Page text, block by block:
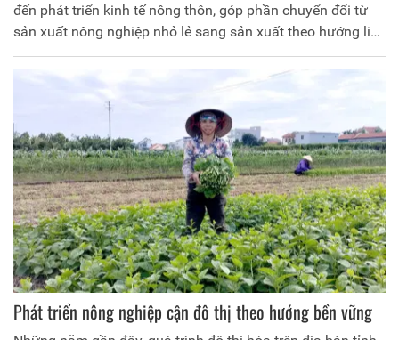
đến phát triển kinh tế nông thôn, góp phần chuyển đổi từ
sản xuất nông nghiệp nhỏ lẻ sang sản xuất theo hướng liên
kết chuỗi giá trị, theo tiêu chuẩn, quy chuẩn, có truy xuất
nguồn gốc và theo nhu cầu thị trường, tạo nên hướng đi
mới, hiện đại, hiệu quả hơn trong sản xuất, kinh doanh các
sản phẩm truyền thống, hình thành những sản phẩm đặc
trưng mang thương hiệu địa phương. Đây là yếu tố căn bản
cho sự phát triển kinh tế nông thôn bền vững.
Phát triển nông nghiệp cận đô thị theo hướng bền vững